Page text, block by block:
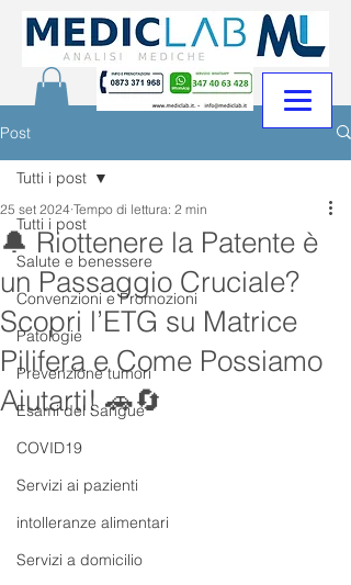
Post
Tutti i post
Salute e benessere
Convenzioni e Promozioni
Patologie
Prevenzione tumori
Esami del Sangue
COVID19
Servizi ai pazienti
intolleranze alimentari
Servizi a domicilio
Tutti i post
🔔 Riottenere la Patente è
un Passaggio Cruciale?
Scopri l’ETG su Matrice
Pilifera e Come Possiamo
Aiutarti! 🚗🔄
25 set 2024 Tempo di lettura: 2 min